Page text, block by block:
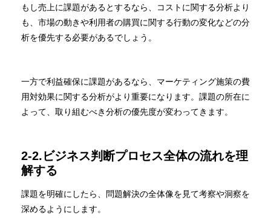
もし売上に課題があるとするなら、コストに関する分析より
も、市場の動きや利用者の購買に関する行動の変化などの分
析を優先する必要があるでしょう。
一方で利益確保に課題があるなら、マーケティング施策の費
用対効果に関する分析がより重要になります。課題の所在に
よって、取り組むべき分析の優先度が変わってきます。
2-2.ビジネス判断プロセス全体の流れを理
解する
課題を明確にしたら、問題解決の全体像を見て考察や洞察を
深めるようにします。